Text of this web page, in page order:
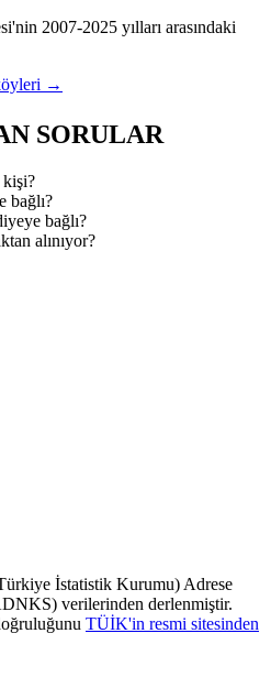
2007-2025 yılları arasındaki
→
SORULAR
kişi?
bağlı?
bağlı?
alınıyor?
İstatistik Kurumu) Adrese
verilerinden derlenmiştir.
TÜİK'in resmi sitesinden